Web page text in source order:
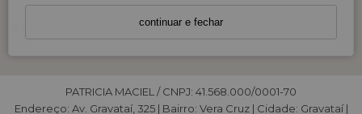
continuar e fechar
PATRICIA MACIEL / CNPJ: 41.568.000/0001-70
Endereço: Av. Gravataí, 325 | Bairro: Vera Cruz | Cidade: Gravataí |